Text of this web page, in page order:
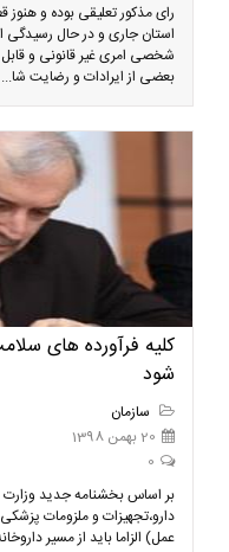
رای مذکور تعلیقی بوده و
استان جاری و در حال رسیدگی
شخصی امری غیر قانونی و
بعضی از ایرادات و رضایت شا...
کلیه فرآورده های
شود
سازمان
20 بهمن 1398
0
بر اساس بخشنامه جدید
دارو،تجهیزات و ملزومات
عمل) الزاما باید از مسیر